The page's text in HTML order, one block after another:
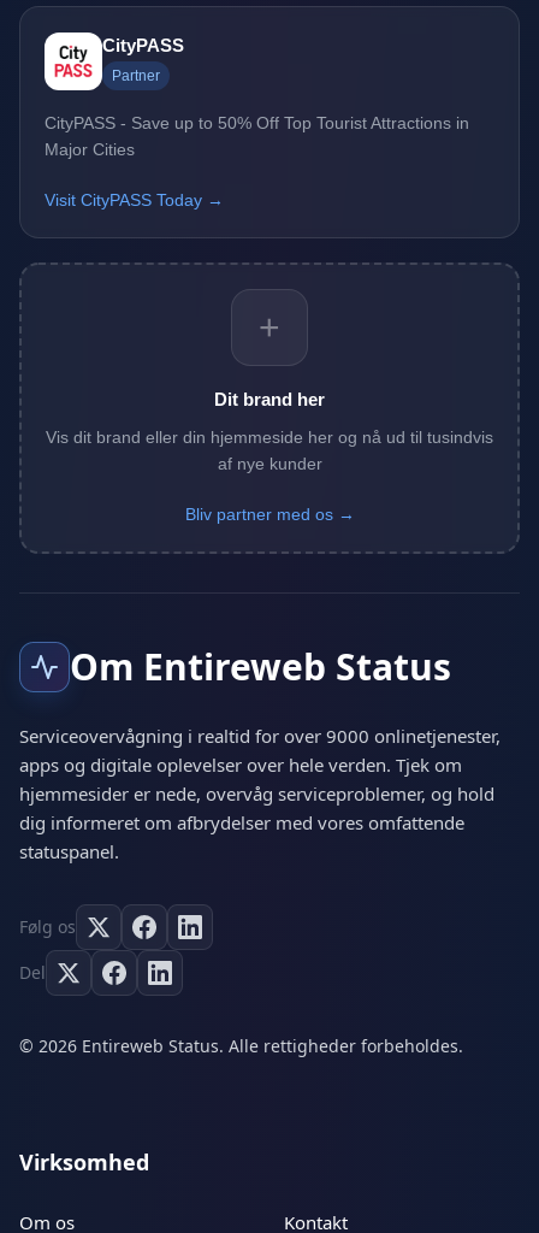
CityPASS
Partner
CityPASS - Save up to 50% Off Top Tourist Attractions in
Major Cities
Visit CityPASS Today →
+
Dit brand her
Vis dit brand eller din hjemmeside her og nå ud til tusindvis
af nye kunder
Bliv partner med os →
Om Entireweb Status
Serviceovervågning i realtid for over 9000 onlinetjenester,
apps og digitale oplevelser over hele verden. Tjek om
hjemmesider er nede, overvåg serviceproblemer, og hold
dig informeret om afbrydelser med vores omfattende
statuspanel.
Følg os
Del
© 2026 Entireweb Status. Alle rettigheder forbeholdes.
Virksomhed
Om os Kontakt